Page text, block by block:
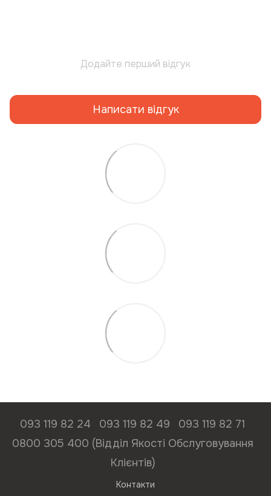
Додайте перший відгук
Написати відгук
093 119 82 24 093 119 82 49
093 119 82 71
0800 305 400 (Відділ Якості Обслуговування
Клієнтів)
Контакти